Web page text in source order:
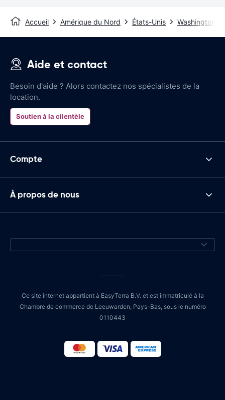
Accueil Amérique du Nord États-Unis Washington
Aide et contact
Besoin d'aide ? Alors contactez nos spécialistes de la
location.
Soutien à la clientèle
Compte
À propos de nous
Ce site internet appartient à EasyTerra B.V. et est immatriculé à la
Chambre de commerce de Leeuwarden, Pays-Bas, sous le numéro
0110443